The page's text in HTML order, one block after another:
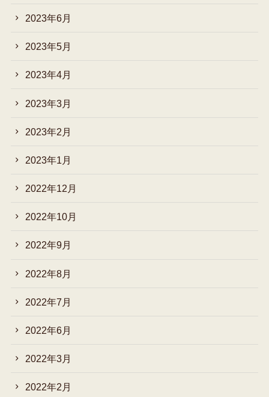
2023年6月
2023年5月
2023年4月
2023年3月
2023年2月
2023年1月
2022年12月
2022年10月
2022年9月
2022年8月
2022年7月
2022年6月
2022年3月
2022年2月